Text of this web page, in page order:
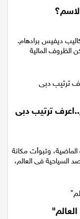
ديفيس برادهام.
الظروف المالية
ترتيب دبى
وتبوأت مكانة
السياحية فى العالم،